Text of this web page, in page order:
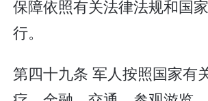
保障依照有关法律法规和国
行。
第四十九条 军人按照国家有